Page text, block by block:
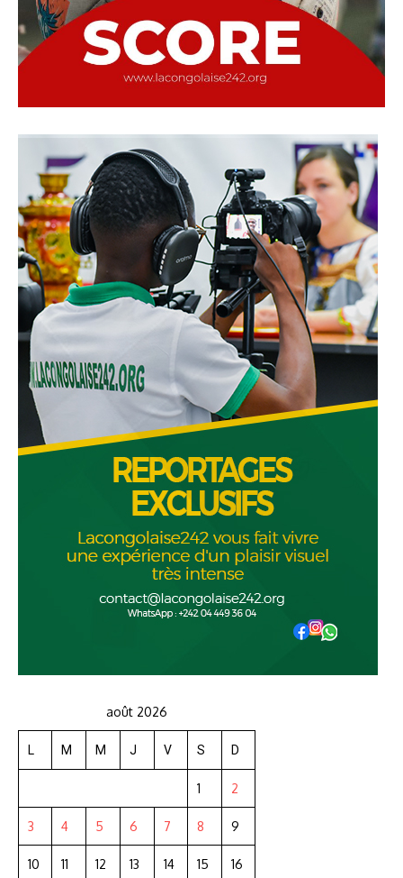
août 2026
L M M J V S D
1 2
3 4 5 6 7 8 9
10 11 12 13 14 15 16